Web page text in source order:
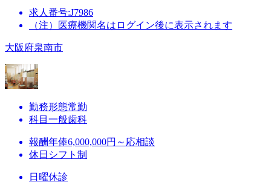
求人番号:J7986
（注）医療機関名はログイン後に表示されます
大阪府泉南市
勤務形態常勤
科目 一般歯科
報酬年俸6,000,000円～応相談
休日 シフト制
日曜休診